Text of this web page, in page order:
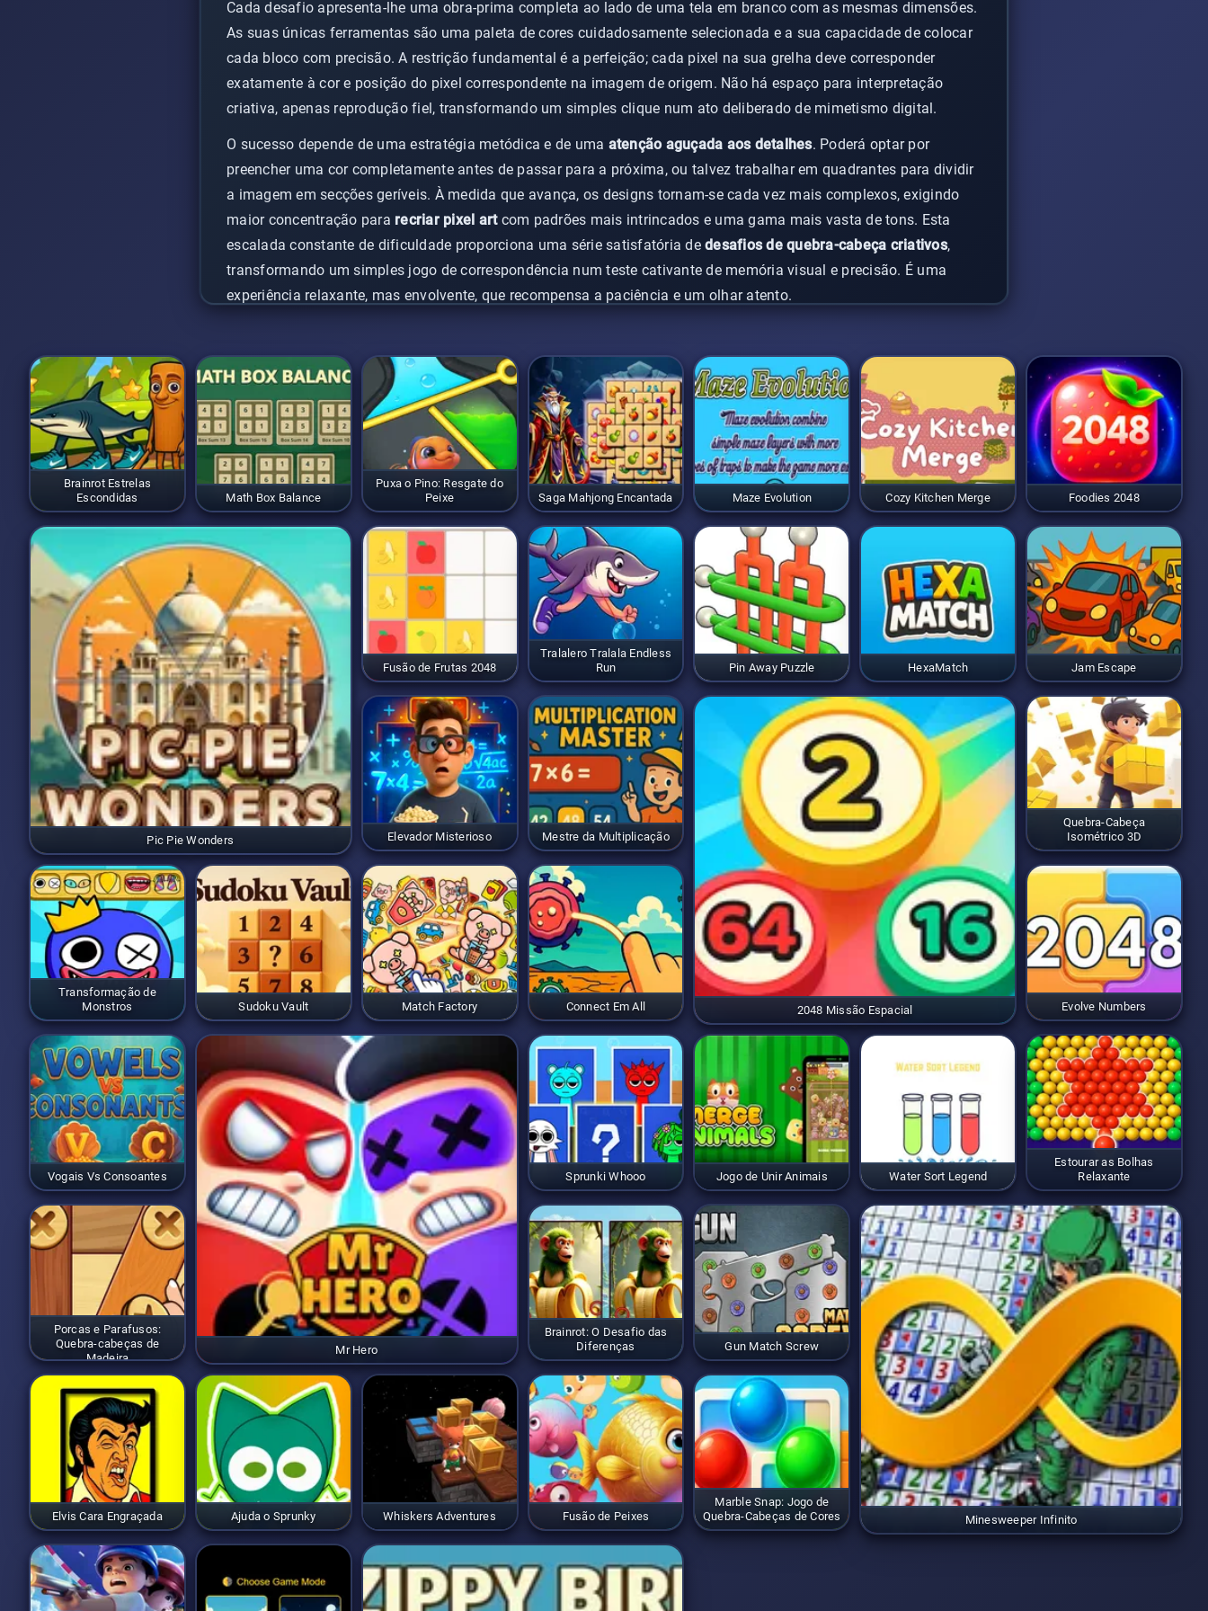
Cada desafio apresenta-lhe uma obra-prima completa ao lado de uma tela em branco com as mesmas dimensões.
As suas únicas ferramentas são uma paleta de cores cuidadosamente selecionada e a sua capacidade de colocar
cada bloco com precisão. A restrição fundamental é a perfeição; cada pixel na sua grelha deve corresponder
exatamente à cor e posição do pixel correspondente na imagem de origem. Não há espaço para interpretação
criativa, apenas reprodução fiel, transformando um simples clique num ato deliberado de mimetismo digital.
O sucesso depende de uma estratégia metódica e de uma atenção aguçada aos detalhes. Poderá optar por
preencher uma cor completamente antes de passar para a próxima, ou talvez trabalhar em quadrantes para dividir
a imagem em secções geríveis. À medida que avança, os designs tornam-se cada vez mais complexos, exigindo
maior concentração para recriar pixel artcom padrões mais intrincados e uma gama mais vasta de tons. Esta
escalada constante de dificuldade proporciona uma série satisfatória de desafios de quebra-cabeça criativos,
transformando um simples jogo de correspondência num teste cativante de memória visual e precisão. É uma
experiência relaxante, mas envolvente, que recompensa a paciência e um olhar atento.
Brainrot Estrelas
Escondidas
Math Box Balance
Puxa o Pino: Resgate do
Peixe
Saga Mahjong Encantada Maze Evolution Cozy Kitchen Merge Foodies 2048
Pic Pie Wonders
Fusão de Frutas 2048
Tralalero Tralala Endless
Run
Pin Away Puzzle HexaMatch Jam Escape
Elevador Misterioso Mestre da Multiplicação
2048 Missão Espacial
Quebra-Cabeça
Isométrico 3D
Transformação de
Monstros
Sudoku Vault Match Factory Connect Em All Evolve Numbers
Vogais Vs Consoantes
Mr Hero
Sprunki Whooo Jogo de Unir Animais Water Sort Legend
Estourar as Bolhas
Relaxante
Porcas e Parafusos:
Quebra-cabeças de
Madeira
Brainrot: O Desafio das
Diferenças
Gun Match Screw
Minesweeper Infinito
Elvis Cara Engraçada Ajuda o Sprunky Whiskers Adventures Fusão de Peixes
Marble Snap: Jogo de
Quebra-Cabeças de Cores